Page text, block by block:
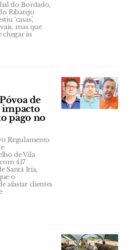
do Bordado,
Ribatejo
‘casas’,
mas que
às
de
impacto
pago no
Regulamento
de Vila
417
Santa Iria,
o
afastar clientes